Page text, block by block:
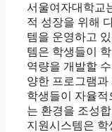
서울여자대학교
적 성장을 위해
템을 운영하고
템은 학생들이
역량을 개발할
양한 프로그램과
학생들이 자율적
는 환경을 조성
지원시스템은